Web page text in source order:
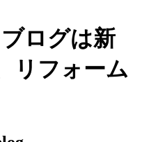
ログは新
リフォーム